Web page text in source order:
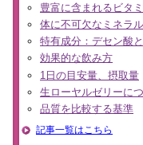
豊富に含まれるビタ
体に不可欠なミネラル
特有成分：デセン酸
効果的な飲み方
1日の目安量、摂取量
生ローヤルゼリーに
品質を比較する基準
記事一覧はこちら